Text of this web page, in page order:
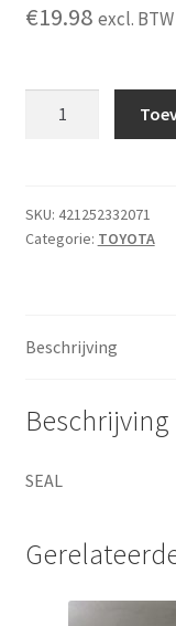
€19.98 excl. BTW
SKU: 421252332071
Categorie: TOYOTA
Beschrijving
Beschrijving
SEAL